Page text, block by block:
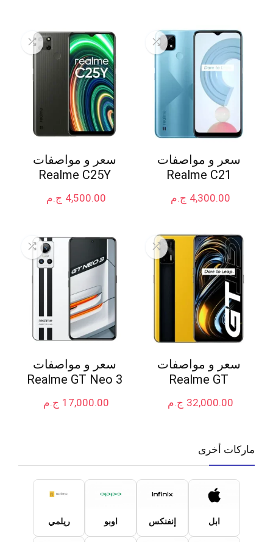
سعر و مواصفات
Realme C21
ج.م 4,300.00
سعر و مواصفات
Realme C25Y
ج.م 4,500.00
سعر و مواصفات
Realme GT
ج.م 32,000.00
سعر و مواصفات
Realme GT Neo 3
ج.م 17,000.00
ماركات أخرى
ابل إنفنكس اوبو ريلمي